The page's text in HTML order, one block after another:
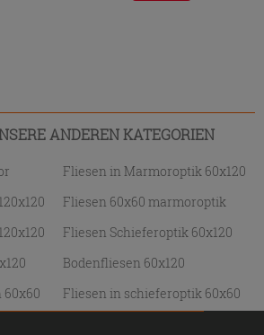
ANDEREN KATEGORIEN
Fliesen in Marmoroptik 60x120
Fliesen 60x60 marmoroptik
Fliesen Schieferoptik 60x120
Bodenfliesen 60x120
Fliesen in schieferoptik 60x60